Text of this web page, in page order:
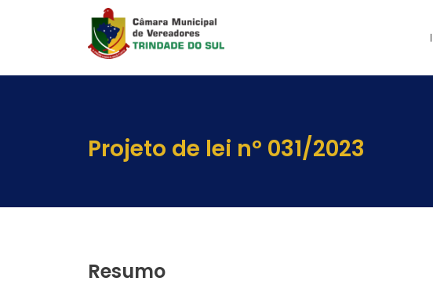
Projeto de lei nº 031/2023
Resumo